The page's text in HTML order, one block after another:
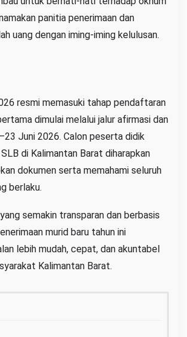
panitia penerimaan dan
uang dengan iming-iming kelulusan.
resmi memasuki tahap pendaftaran
dimulai melalui jalur afirmasi dan
Juni 2026. Calon peserta didik
di Kalimantan Barat diharapkan
dokumen serta memahami seluruh
berlaku.
semakin transparan dan berbasis
murid baru tahun ini
lebih mudah, cepat, dan akuntabel
Kalimantan Barat.